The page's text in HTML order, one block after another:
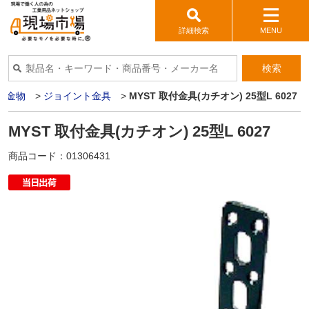
詳細検索 MENU
検索
金物 > ジョイント金具 > MYST 取付金具(カチオン) 25型L 6027
MYST 取付金具(カチオン) 25型L 6027
商品コード： 01306431